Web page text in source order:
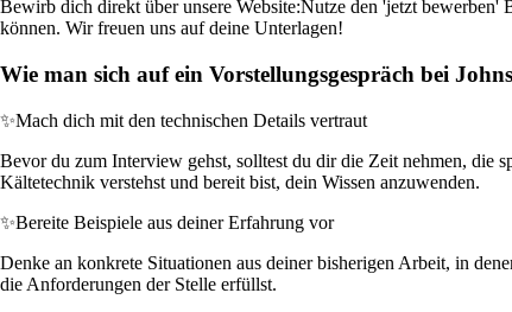
Bewirb dich direkt über unsere Website:Nutze den 'jetzt bewerben'
können. Wir freuen uns auf deine Unterlagen!
Wie man sich auf ein Vorstellungsgespräch bei
✨Mach dich mit den technischen Details vertraut
Bevor du zum Interview gehst, solltest du dir die Zeit nehmen, die
Kältetechnik verstehst und bereit bist, dein Wissen anzuwenden.
✨Bereite Beispiele aus deiner Erfahrung vor
Denke an konkrete Situationen aus deiner bisherigen Arbeit, in
die Anforderungen der Stelle erfüllst.